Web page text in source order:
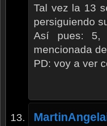
Tal vez la 13
persiguiendo
Así pues: 5,
mencionada
PD: voy a ver